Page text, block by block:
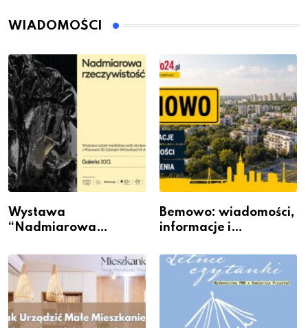
WIADOMOŚCI
Wystawa
“Nadmiarowa
Galerii XX1
Bemowo: wiadomości,
informacje i